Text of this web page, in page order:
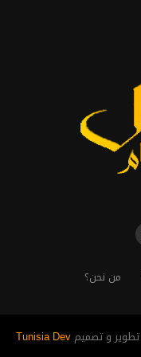
من نحن؟
Tunisia Dev